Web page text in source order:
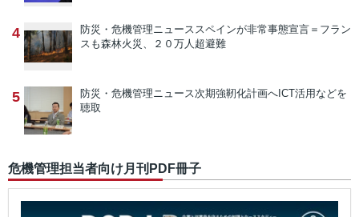
4 防災・危機管理ニューススペインが非常事態宣言＝フラン
スも森林火災、２０万人超避難
5 防災・危機管理ニュース次期強靭化計画へICT活用などを
聴取
危機管理担当者向け月刊PDF冊子